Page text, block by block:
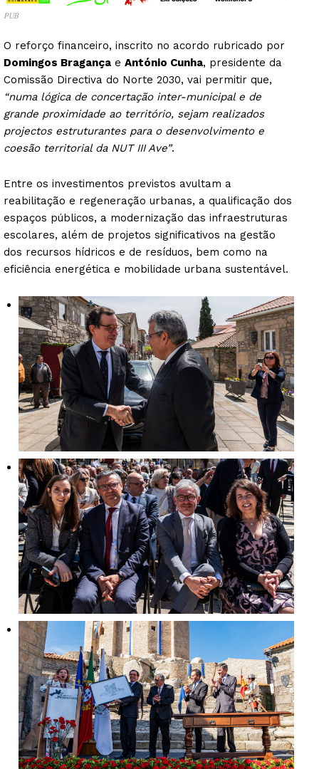
PUB
O reforço financeiro, inscrito no acordo rubricado por
Domingos Bragança e António Cunha, presidente da
Comissão Directiva do Norte 2030, vai permitir que,
“numa lógica de concertação inter-municipal e de
grande proximidade ao território, sejam realizados
projectos estruturantes para o desenvolvimento e
coesão territorial da NUT III Ave”.
Entre os investimentos previstos avultam a
reabilitação e regeneração urbanas, a qualificação dos
espaços públicos, a modernização das infraestruturas
escolares, além de projetos significativos na gestão
dos recursos hídricos e de resíduos, bem como na
eficiência energética e mobilidade urbana sustentável.